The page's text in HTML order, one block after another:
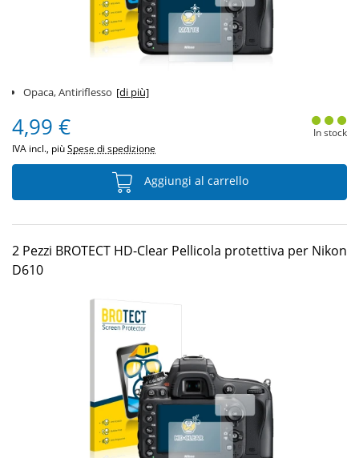
Opaca, Antiriflesso [di più]
4,99 €
IVA incl., piùSpese di spedizione
In stock
Aggiungi al carrello
2 Pezzi BROTECT HD-Clear Pellicola protettiva per Nikon
D610